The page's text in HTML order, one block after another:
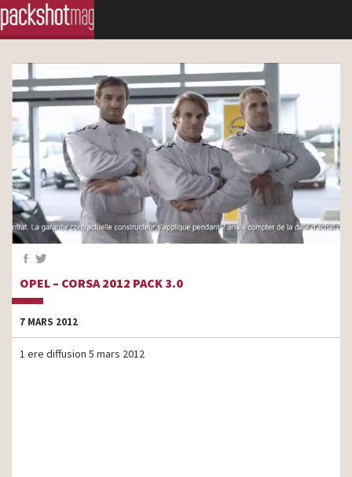
OPEL – CORSA 2012 PACK 3.0
7 MARS 2012
1 ere diffusion 5 mars 2012